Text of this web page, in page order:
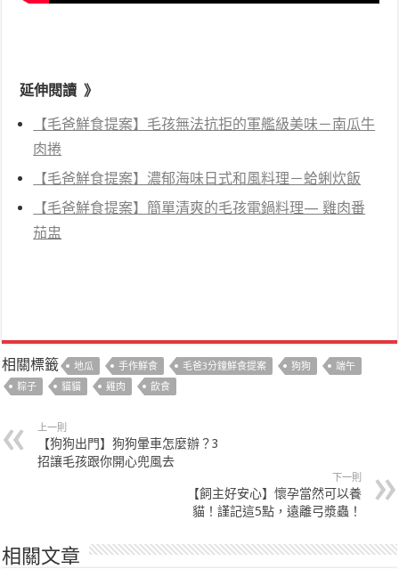
延伸閱讀 》
【毛爸鮮食提案】毛孩無法抗拒的軍艦級美味－南瓜牛
肉捲
【毛爸鮮食提案】濃郁海味日式和風料理－蛤蜊炊飯
【毛爸鮮食提案】簡單清爽的毛孩電鍋料理— 雞肉番
茄盅
相關標籤 地瓜 手作鮮食 毛爸3分鐘鮮食提案 狗狗
端午
粽子
貓貓 雞肉 飲食
上一則
【狗狗出門】狗狗暈車怎麼辦？3
招讓毛孩跟你開心兜風去
下一則
【飼主好安心】懷孕當然可以養
貓！謹記這5點，遠離弓漿蟲！
相關文章